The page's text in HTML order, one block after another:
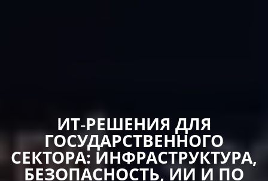
ИТ‑РЕШЕНИЯ ДЛЯ
ГОСУДАРСТВЕННОГО
СЕКТОРА: ИНФРАСТРУКТУРА,
БЕЗОПАСНОСТЬ, ИИ И ПО